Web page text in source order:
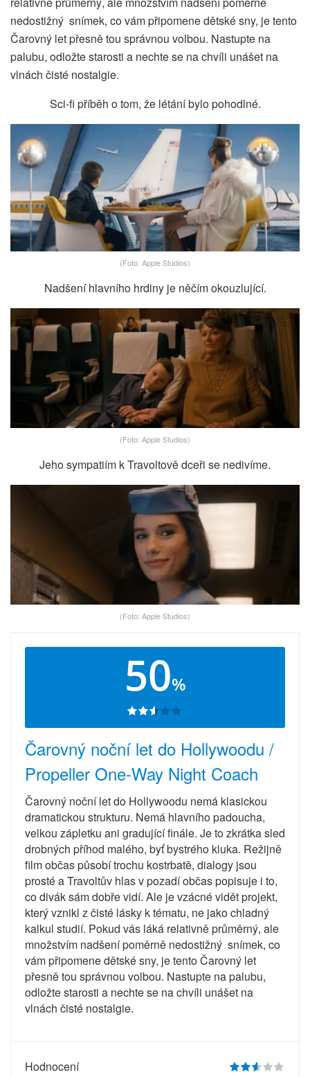
nedostižný snímek, co vám připomene dětské sny, je tento
Čarovný let přesně tou správnou volbou. Nastupte na
palubu, odložte starosti a nechte se na chvíli unášet na
vlnách čisté nostalgie.
Sci-fi příběh o tom, že létání bylo pohodlné.
(Foto: Apple Studios)
Nadšení hlavního hrdiny je něčím okouzlující.
(Foto: Apple Studios)
Jeho sympatiím k Travoltově dceři se nedivíme.
(Foto: Apple Studios)
50%
Čarovný noční let do Hollywoodu /
Propeller One-Way Night Coach
Čarovný noční let do Hollywoodu nemá klasickou
dramatickou strukturu. Nemá hlavního padoucha,
velkou zápletku ani gradující finále. Je to zkrátka sled
drobných příhod malého, byť bystrého kluka. Režijně
film občas působí trochu kostrbatě, dialogy jsou
prosté a Travoltův hlas v pozadí občas popisuje i to,
co divák sám dobře vidí. Ale je vzácné vidět projekt,
který vznikl z čisté lásky k tématu, ne jako chladný
kalkul studií. Pokud vás láká relativně průměrný, ale
množstvím nadšení poměrně nedostižný snímek, co
vám připomene dětské sny, je tento Čarovný let
přesně tou správnou volbou. Nastupte na palubu,
odložte starosti a nechte se na chvíli unášet na
vlnách čisté nostalgie.
Hodnocení